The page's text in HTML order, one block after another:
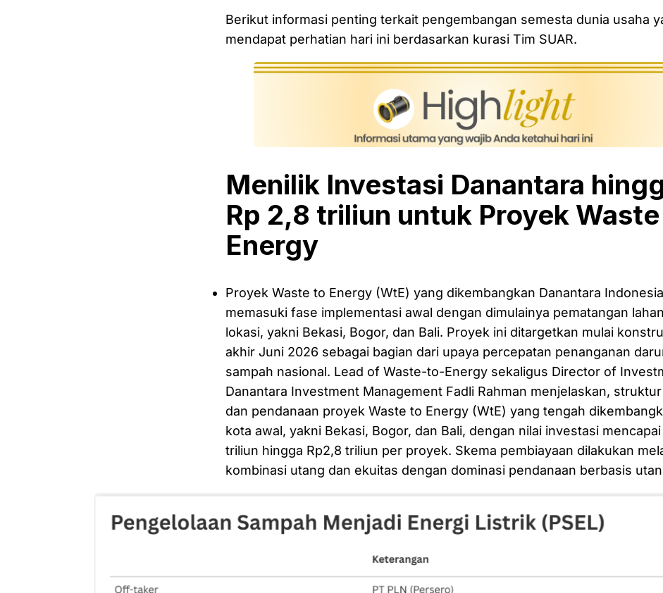
Berikut informasi penting terkait pengembangan semesta dunia usaha
mendapat perhatian hari ini berdasarkan kurasi Tim SUAR.
Menilik Investasi Danantara
Rp 2,8 triliun untuk Proyek
Energy
Proyek Waste to Energy (WtE) yang dikembangkan Danantara Indonesia
memasuki fase implementasi awal dengan dimulainya pematangan
lokasi, yakni Bekasi, Bogor, dan Bali. Proyek ini ditargetkan mulai
akhir Juni 2026 sebagai bagian dari upaya percepatan penanganan
sampah nasional. Lead of Waste-to-Energy sekaligus Director of
Danantara Investment Management Fadli Rahman menjelaskan,
dan pendanaan proyek Waste to Energy (WtE) yang tengah
kota awal, yakni Bekasi, Bogor, dan Bali, dengan nilai investasi mencapai
triliun hingga Rp2,8 triliun per proyek. Skema pembiayaan dilakukan
kombinasi utang dan ekuitas dengan dominasi pendanaan berbasis